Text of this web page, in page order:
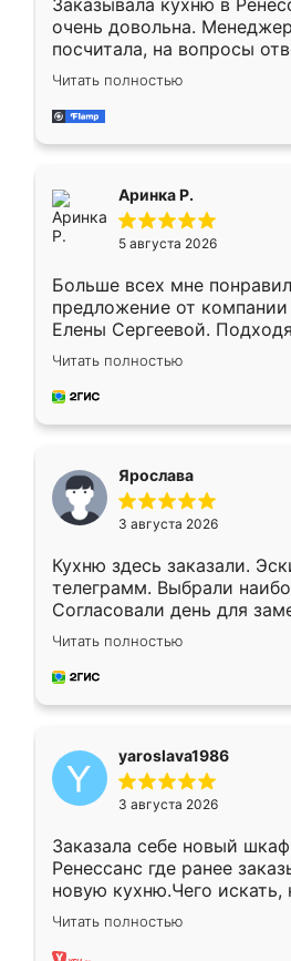
Заказывала кухню в
очень довольна.
посчитала, на вопросы
Замерщик приехал в
делу со всей
за день, ребята работали
Читать полностью
Аринка Р.
5 августа 2026
Больше всех мне
предложение от компании
Елены Сергеевой.
короткие сроки
для замера сотрудник
предложил по моему
Читать полностью
Ярослава
3 августа 2026
Кухню здесь заказали.
телеграмм. Выбрали
Согласовали день для
недели кухня была уже
довольны работой.
мебель за качественную
Читать полностью
yaroslava1986
3 августа 2026
Заказала себе новый
Ренессанс где ранее
новую кухню.Чего искать,
вполне довольна. Служит
два года, нареканий нет.
Читать полностью